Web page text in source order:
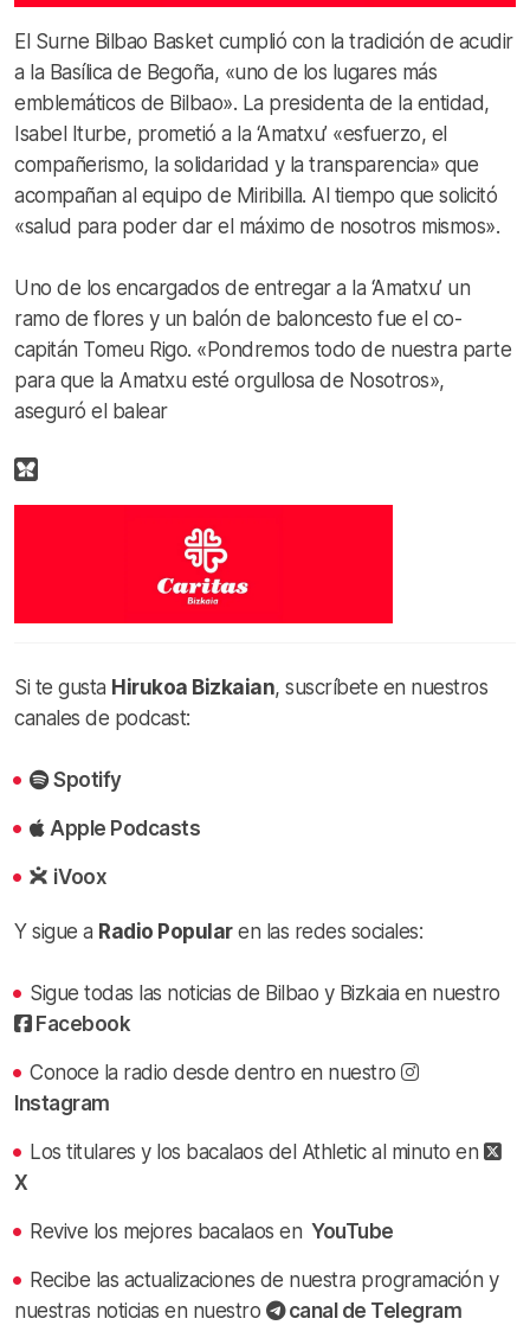
El Surne Bilbao Basket cumplió con la tradición de acudir
a la Basílica de Begoña, «uno de los lugares más
emblemáticos de Bilbao». La presidenta de la entidad,
Isabel Iturbe, prometió a la ‘Amatxu’ «esfuerzo, el
compañerismo, la solidaridad y la transparencia» que
acompañan al equipo de Miribilla. Al tiempo que solicitó
«salud para poder dar el máximo de nosotros mismos».
Uno de los encargados de entregar a la ‘Amatxu’ un
ramo de flores y un balón de baloncesto fue el co-
capitán Tomeu Rigo. «Pondremos todo de nuestra parte
para que la Amatxu esté orgullosa de Nosotros»,
aseguró el balear
Si te gusta Hirukoa Bizkaian, suscríbete en nuestros
canales de podcast:
Spotify
Apple Podcasts
iVoox
Y sigue a Radio Popularen las redes sociales:
Sigue todas las noticias de Bilbao y Bizkaia en nuestro
Facebook
Conoce la radio desde dentro en nuestro
Instagram
Los titulares y los bacalaos del Athletic al minuto en
X
Revive los mejores bacalaos en YouTube
Recibe las actualizaciones de nuestra programación y
nuestras noticias en nuestro
canal de Telegram